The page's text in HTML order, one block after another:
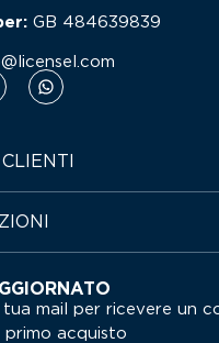
GB 484639839
tua mail per ricevere un
primo acquisto